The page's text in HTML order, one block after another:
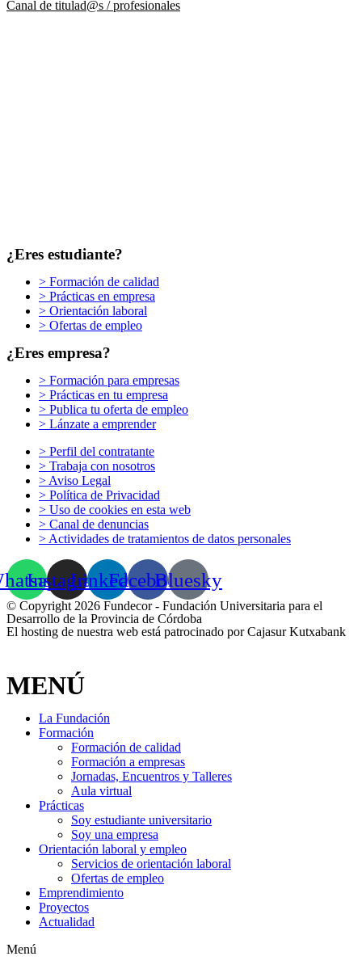
Canal de titulad@s / profesionales
¿Eres estudiante?
> Formación de calidad
> Prácticas en empresa
> Orientación laboral
> Ofertas de empleo
¿Eres empresa?
> Formación para empresas
> Prácticas en tu empresa
> Publica tu oferta de empleo
> Lánzate a emprender
> Perfil del contratante
> Trabaja con nosotros
> Aviso Legal
> Política de Privacidad
> Uso de cookies en esta web
> Canal de denuncias
> Actividades de tratamientos de datos personales
InstagramLinkedinFacebookBluesky
© Copyright 2026 Fundecor - Fundación Universitaria para el
Desarrollo de la Provincia de Córdoba
El hosting de nuestra web está patrocinado por Cajasur Kutxabank
MENÚ
La Fundación
Formación
Formación de calidad
Formación a empresas
Jornadas, Encuentros y Talleres
Aula virtual
Prácticas
Soy estudiante universitario
Soy una empresa
Orientación laboral y empleo
Servicios de orientación laboral
Ofertas de empleo
Emprendimiento
Proyectos
Actualidad
Menú